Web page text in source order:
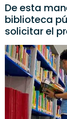
De esta
biblioteca
solicitar el